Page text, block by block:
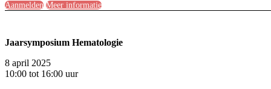
Aanmelden Meer informatie
Jaarsymposium Hematologie
8 april 2025
10:00 tot 16:00 uur